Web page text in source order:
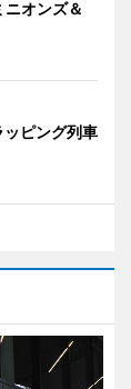
オンズ＆
ピング列車